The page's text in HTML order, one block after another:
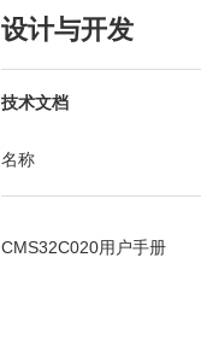
设计与开发
技术文档
名称
CMS32C020用户手册